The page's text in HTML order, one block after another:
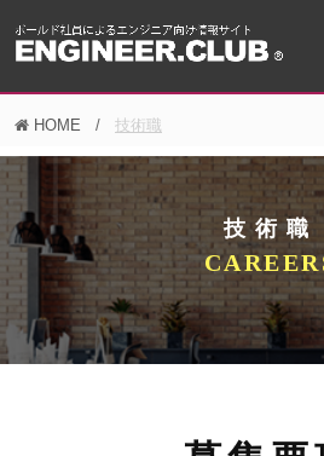
HOME 技術職
技術職